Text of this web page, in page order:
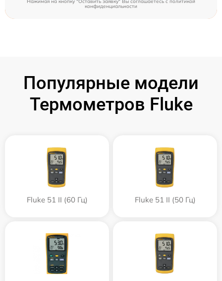
конфиденциальности
Популярные модели
Термометров Fluke
Fluke 51 II (60 Гц) Fluke 51 II (50 Гц)